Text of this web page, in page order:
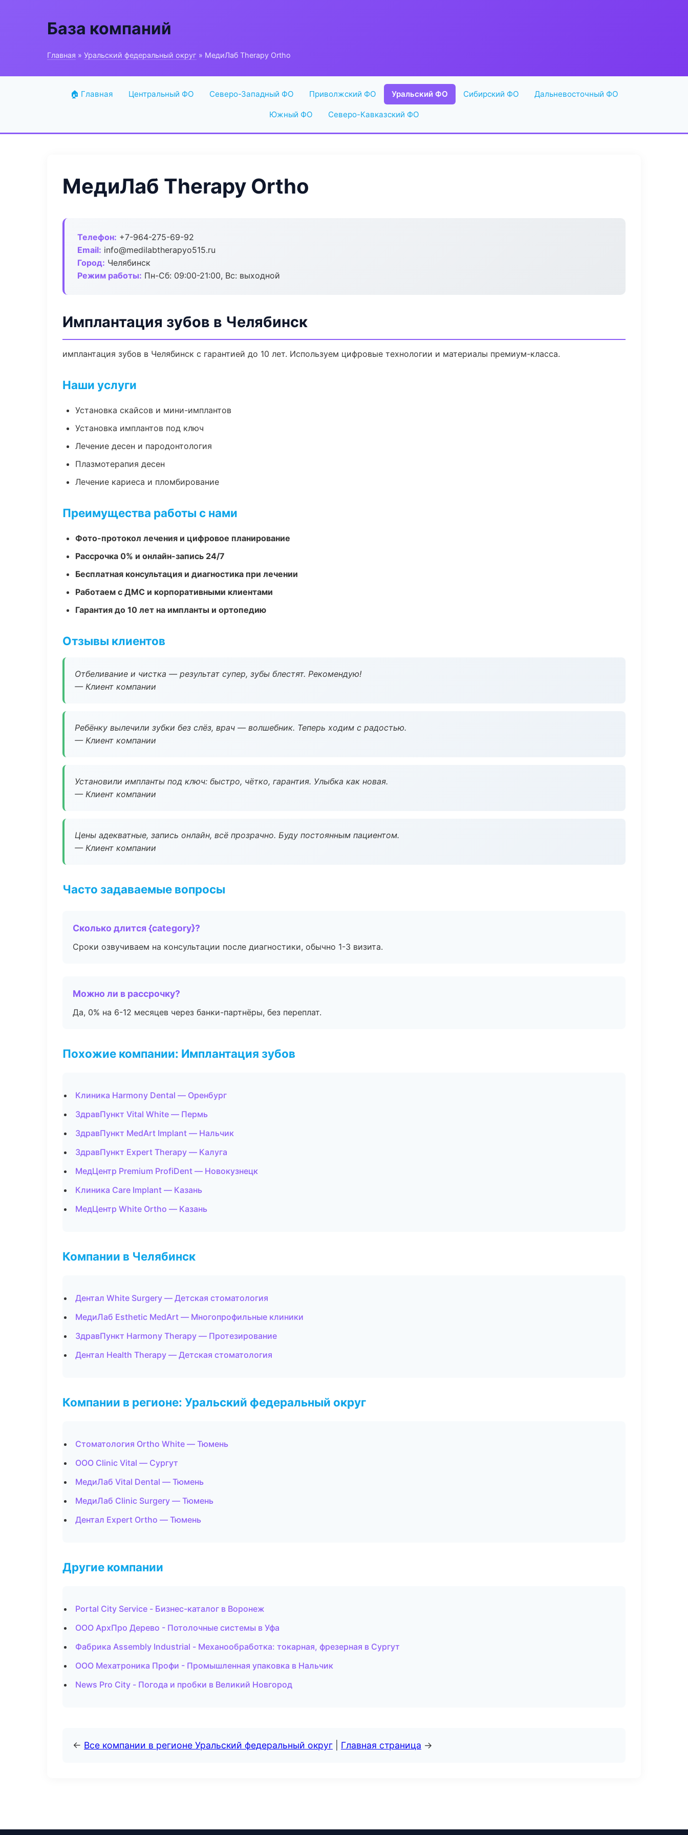
База компаний
Главная » Уральский федеральный округ » МедиЛаб Therapy Ortho
🏠 Главная Центральный ФО Северо-Западный ФО Приволжский ФО Уральский ФО Сибирский ФО Дальневосточный ФО
Южный ФО Северо-Кавказский ФО
МедиЛаб Therapy Ortho
Телефон: +7-964-275-69-92
Email: info@medilabtherapyo515.ru
Город: Челябинск
Режим работы: Пн-Сб: 09:00-21:00, Вс: выходной
Имплантация зубов в Челябинск
имплантация зубов в Челябинск с гарантией до 10 лет. Используем цифровые технологии и материалы премиум-класса.
Наши услуги
Установка скайсов и мини-имплантов
Установка имплантов под ключ
Лечение десен и пародонтология
Плазмотерапия десен
Лечение кариеса и пломбирование
Преимущества работы с нами
Фото-протокол лечения и цифровое планирование
Рассрочка 0% и онлайн-запись 24/7
Бесплатная консультация и диагностика при лечении
Работаем с ДМС и корпоративными клиентами
Гарантия до 10 лет на импланты и ортопедию
Отзывы клиентов
Отбеливание и чистка — результат супер, зубы блестят. Рекомендую!
— Клиент компании
Ребёнку вылечили зубки без слёз, врач — волшебник. Теперь ходим с радостью.
— Клиент компании
Установили импланты под ключ: быстро, чётко, гарантия. Улыбка как новая.
— Клиент компании
Цены адекватные, запись онлайн, всё прозрачно. Буду постоянным пациентом.
— Клиент компании
Часто задаваемые вопросы
Сколько длится {category}?
Сроки озвучиваем на консультации после диагностики, обычно 1-3 визита.
Можно ли в рассрочку?
Да, 0% на 6-12 месяцев через банки-партнёры, без переплат.
Похожие компании: Имплантация зубов
Клиника Harmony Dental — Оренбург
ЗдравПункт Vital White — Пермь
ЗдравПункт MedArt Implant — Нальчик
ЗдравПункт Expert Therapy — Калуга
МедЦентр Premium ProfiDent — Новокузнецк
Клиника Care Implant — Казань
МедЦентр White Ortho — Казань
Компании в Челябинск
Дентал White Surgery — Детская стоматология
МедиЛаб Esthetic MedArt — Многопрофильные клиники
ЗдравПункт Harmony Therapy — Протезирование
Дентал Health Therapy — Детская стоматология
Компании в регионе: Уральский федеральный округ
Стоматология Ortho White — Тюмень
ООО Clinic Vital — Сургут
МедиЛаб Vital Dental — Тюмень
МедиЛаб Clinic Surgery — Тюмень
Дентал Expert Ortho — Тюмень
Другие компании
Portal City Service - Бизнес-каталог в Воронеж
ООО АрхПро Дерево - Потолочные системы в Уфа
Фабрика Assembly Industrial - Механообработка: токарная, фрезерная в Сургут
ООО Мехатроника Профи - Промышленная упаковка в Нальчик
News Pro City - Погода и пробки в Великий Новгород
← Все компании в регионе Уральский федеральный округ Главная страница →